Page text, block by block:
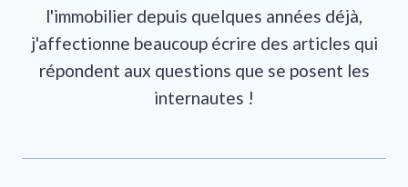
l'immobilier depuis quelques années déjà,
j'affectionne beaucoup écrire des articles qui
répondent aux questions que se posent les
internautes !